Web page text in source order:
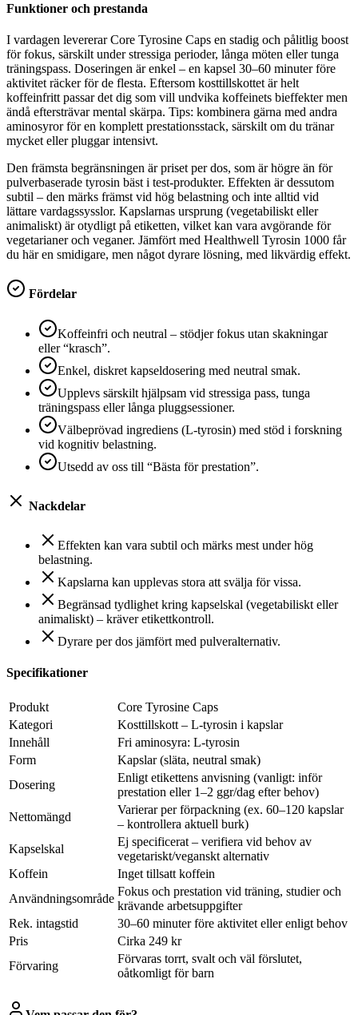
Funktioner och prestanda
I vardagen levererar Core Tyrosine Caps en stadig och pålitlig boost
för fokus, särskilt under stressiga perioder, långa möten eller tunga
träningspass. Doseringen är enkel – en kapsel 30–60 minuter före
aktivitet räcker för de flesta. Eftersom kosttillskottet är helt
koffeinfritt passar det dig som vill undvika koffeinets bieffekter men
ändå eftersträvar mental skärpa. Tips: kombinera gärna med andra
aminosyror för en komplett prestationsstack, särskilt om du tränar
mycket eller pluggar intensivt.
Den främsta begränsningen är priset per dos, som är högre än för
pulverbaserade tyrosin bäst i test-produkter. Effekten är dessutom
subtil – den märks främst vid hög belastning och inte alltid vid
lättare vardagssysslor. Kapslarnas ursprung (vegetabiliskt eller
animaliskt) är otydligt på etiketten, vilket kan vara avgörande för
vegetarianer och veganer. Jämfört med Healthwell Tyrosin 1000 får
du här en smidigare, men något dyrare lösning, med likvärdig effekt.
Fördelar
Koffeinfri och neutral – stödjer fokus utan skakningar
eller “krasch”.
Enkel, diskret kapseldosering med neutral smak.
Upplevs särskilt hjälpsam vid stressiga pass, tunga
träningspass eller långa pluggsessioner.
Välbeprövad ingrediens (L-tyrosin) med stöd i forskning
vid kognitiv belastning.
Utsedd av oss till “Bästa för prestation”.
Nackdelar
Effekten kan vara subtil och märks mest under hög
belastning.
Kapslarna kan upplevas stora att svälja för vissa.
Begränsad tydlighet kring kapselskal (vegetabiliskt eller
animaliskt) – kräver etikettkontroll.
Dyrare per dos jämfört med pulveralternativ.
Specifikationer
Produkt
Core Tyrosine Caps
Kategori
Kosttillskott – L-tyrosin i kapslar
Innehåll
Fri aminosyra: L-tyrosin
Form
Kapslar (släta, neutral smak)
Dosering
Enligt etikettens anvisning (vanligt: inför
prestation eller 1–2 ggr/dag efter behov)
Nettomängd
Varierar per förpackning (ex. 60–120 kapslar
– kontrollera aktuell burk)
Kapselskal
Ej specificerat – verifiera vid behov av
vegetariskt/veganskt alternativ
Koffein
Inget tillsatt koffein
Användningsområde
Fokus och prestation vid träning, studier och
krävande arbetsuppgifter
Rek. intagstid
30–60 minuter före aktivitet eller enligt behov
Pris
Cirka 249 kr
Förvaring
Förvaras torrt, svalt och väl förslutet,
oåtkomligt för barn